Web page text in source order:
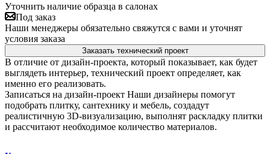
Уточнить наличие образца в салонах
Под заказ
Наши менеджеры обязательно свяжутся с вами и уточнят
условия заказа
Заказать технический проект
В отличие от дизайн-проекта, который показывает, как будет
выглядеть интерьер, технический проект определяет, как
именно его реализовать.
Записаться на дизайн-проект Наши дизайнеры помогут
подобрать плитку, сантехнику и мебель, создадут
реалистичную 3D-визуализацию, выполнят раскладку плитки
и рассчитают необходимое количество материалов.